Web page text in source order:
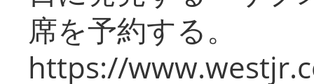
席を予約する。
https://